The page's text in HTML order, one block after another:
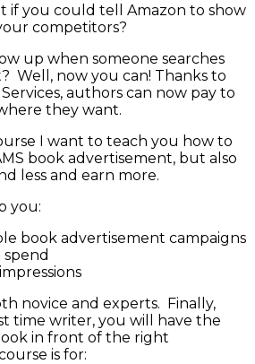
if you could tell Amazon to show
competitors?
up when someone searches
Well, now you can! Thanks to
authors can now pay to
they want.
I want to teach you how to
book advertisement, but also
less and earn more.
you:
book advertisement campaigns
novice and experts. Finally,
time writer, you will have the
in front of the right
is for: